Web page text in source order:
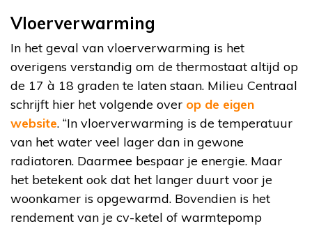
Vloerverwarming
In het geval van vloerverwarming is het
overigens verstandig om de thermostaat altijd op
de 17 à 18 graden te laten staan. Milieu Centraal
schrijft hier het volgende over op de eigen
website. “In vloerverwarming is de temperatuur
van het water veel lager dan in gewone
radiatoren. Daarmee bespaar je energie. Maar
het betekent ook dat het langer duurt voor je
woonkamer is opgewarmd. Bovendien is het
rendement van je cv-ketel of warmtepomp